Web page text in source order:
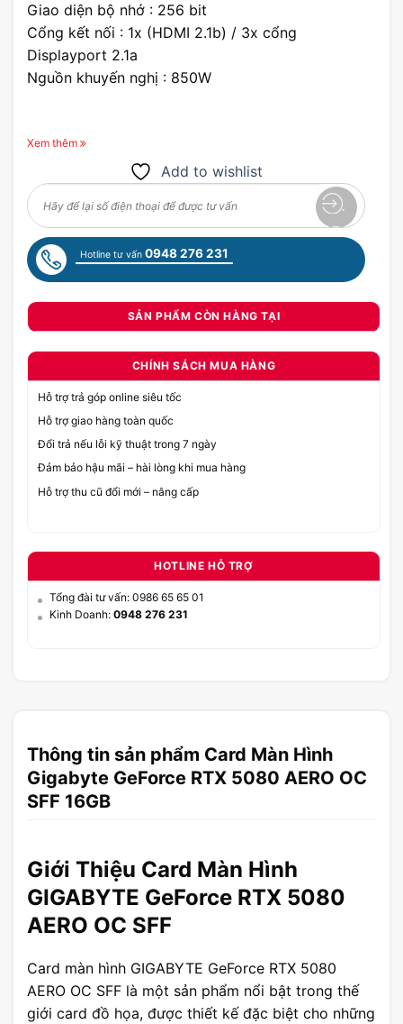
Giao diện bộ nhớ : 256 bit
Cổng kết nối : 1x (HDMI 2.1b) / 3x cổng
Displayport 2.1a
Nguồn khuyến nghị : 850W
Xem thêm
Add to wishlist
Hotline tư vấn 0948 276 231
SẢN PHẨM CÒN HÀNG TẠI
CHÍNH SÁCH MUA HÀNG
Hỗ trợ trả góp online siêu tốc
Hỗ trợ giao hàng toàn quốc
Đổi trả nếu lỗi kỹ thuật trong 7 ngày
Đảm bảo hậu mãi – hài lòng khi mua hàng
Hỗ trợ thu cũ đổi mới – nâng cấp
HOTLINE HỖ TRỢ
Tổng đài tư vấn: 0986 65 65 01
Kinh Doanh: 0948 276 231
Thông tin sản phẩm Card Màn Hình
Gigabyte GeForce RTX 5080 AERO OC
SFF 16GB
Giới Thiệu Card Màn Hình
GIGABYTE GeForce RTX 5080
AERO OC SFF
Card màn hình GIGABYTE GeForce RTX 5080
AERO OC SFF là một sản phẩm nổi bật trong thế
giới card đồ họa, được thiết kế đặc biệt cho những